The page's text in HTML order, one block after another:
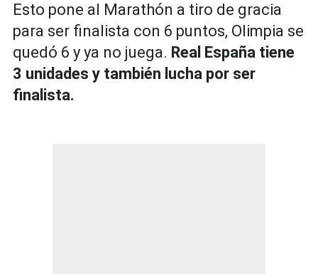
Esto pone al Marathón a tiro de gracia
para ser finalista con 6 puntos, Olimpia se
quedó 6 y ya no juega. Real España tiene
3 unidades y también lucha por ser
finalista.